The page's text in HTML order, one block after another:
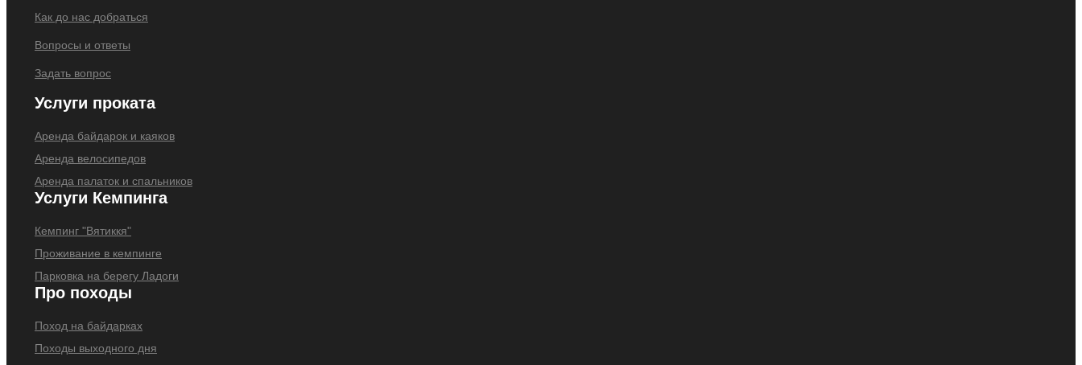
Как до нас добраться
Вопросы и ответы
Задать вопрос
Услуги проката
Аренда байдарок и каяков
Аренда велосипедов
Аренда палаток и спальников
Услуги Кемпинга
Кемпинг "Вятиккя"
Проживание в кемпинге
Парковка на берегу Ладоги
Про походы
Поход на байдарках
Походы выходного дня